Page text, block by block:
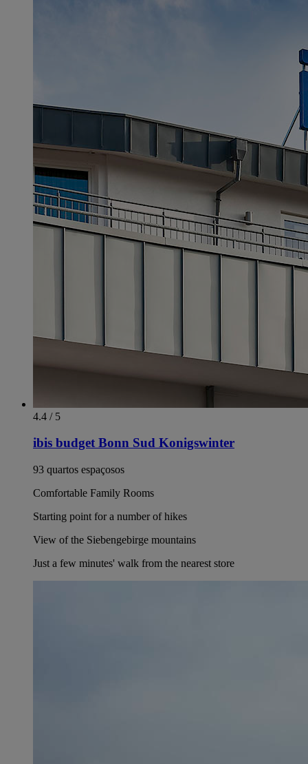
4.4 / 5
ibis budget Bonn Sud Konigswinter
93 quartos espaçosos
Comfortable Family Rooms
Starting point for a number of hikes
View of the Siebengebirge mountains
Just a few minutes' walk from the nearest store